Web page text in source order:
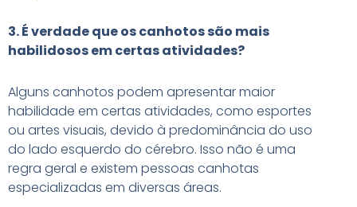
3. É verdade que os canhotos são mais
habilidosos em certas atividades?
Alguns canhotos podem apresentar maior
habilidade em certas atividades, como esportes
ou artes visuais, devido à predominância do uso
do lado esquerdo do cérebro. Isso não é uma
regra geral e existem pessoas canhotas
especializadas em diversas áreas.